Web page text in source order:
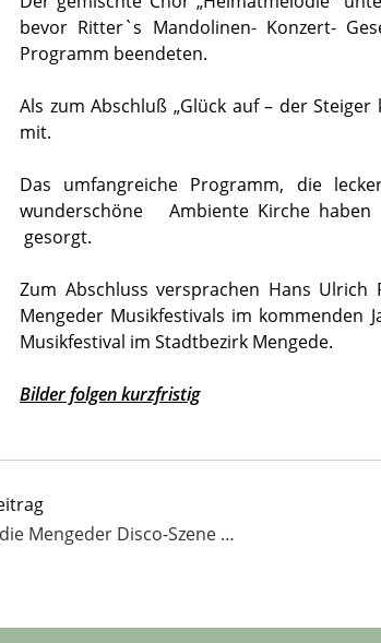
bevor Ritter`s Mandolinen- Konzert-
Programm beendeten.
Als zum Abschluß „Glück auf – der
mit.
Das umfangreiche Programm, die
wunderschöne Ambiente Kirche haben
gesorgt.
Zum Abschluss versprachen Hans
Mengeder Musikfestivals im kommenden
Musikfestival im Stadtbezirk Mengede.
Bilder folgen kurzfristig
Mengeder Disco-Szene …